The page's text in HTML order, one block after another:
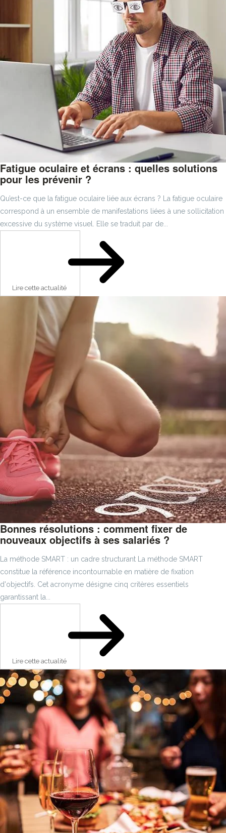
Fatigue oculaire et écrans : quelles solutions
pour les prévenir ?
Qu’est-ce que la fatigue oculaire liée aux écrans ? La fatigue oculaire
correspond à un ensemble de manifestations liées à une sollicitation
excessive du système visuel. Elle se traduit par de...
Lire cette actualité
Bonnes résolutions : comment fixer de
nouveaux objectifs à ses salariés ?
La méthode SMART : un cadre structurant La méthode SMART
constitue la référence incontournable en matière de fixation
d'objectifs. Cet acronyme désigne cinq critères essentiels
garantissant la...
Lire cette actualité